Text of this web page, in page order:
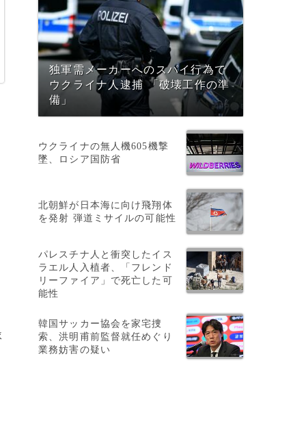
独軍需メーカーへのスパイ行為で
ウクライナ人逮捕 「破壊工作の準
備」
ウクライナの無人機605機撃
墜、ロシア国防省
北朝鮮が日本海に向け飛翔体
を発射 弾道ミサイルの可能性
パレスチナ人と衝突したイス
ラエル人入植者、「フレンド
リーファイア」で死亡した可
能性
韓国サッカー協会を家宅捜
索、洪明甫前監督就任めぐり
業務妨害の疑い